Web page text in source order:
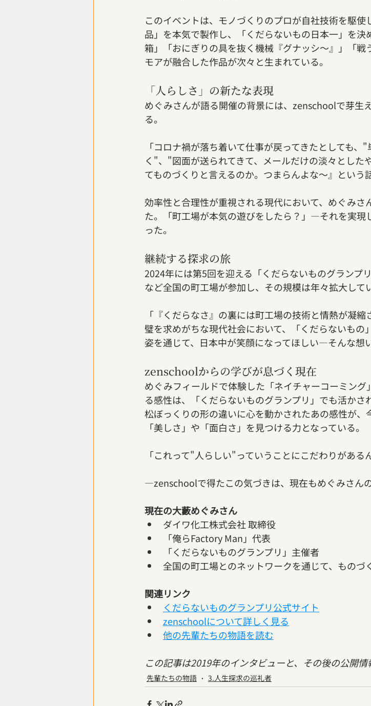
このイベントは、モノづくりのプロが自社技術を駆
品」を本気で製作し、「くだらないもの日本一」を決
箱」「おにぎりの具を抜く機械『グナッシ～』」「
モアが融合した作品が次々と生まれている。
「人らしさ」の新たな表現
めぐみさんが語る開催の背景には、zenschoolで芽生
る。
「コロナ禍が落ち着いて仕事が戻ってきたとしても
く"、"図面が送られてきて、メールだけの淡々とし
てものづくりと言えるのか。つまらんよな～』という
効率性と合理性が重視される現代において、めぐみさ
た。「町工場が本気の遊びをしたら？」—それを実現
った。
継続する探求の旅
2024年には第5回を迎える「くだらないものグランプ
など全国の町工場が参加し、その規模は年々拡大して
「『くだらなさ』の裏には町工場の技術と情熱が凝
璧を求めがちな現代社会において、「くだらないもの
姿を通じて、日本中が笑顔になってほしい—そんな想
zenschoolからの学びが息づく現在
めぐみフィールドで体験した「ネイチャーコーミン
る感性は、「くだらないものグランプリ」でも活かさ
松ぼっくりの形の違いに心を動かされたあの感性が
「美しさ」や「面白さ」を見つける力となっている。
「これって"人らしい"っていうことにこだわりがある
—zenschoolで得たこの気づきは、現在もめぐみさん
現在の大藪めぐみさん
ダイワ化工株式会社 取締役
「俺らFactory Man」代表
「くだらないものグランプリ」主催者
全国の町工場とのネットワークを通じて、ものづ
関連リンク
くだらないものグランプリ公式サイト
zenschoolについて詳しく見る
他の先輩たちの物語を読む
この記事は2019年のインタビューと、その後の公開情
先輩たちの物語 3.人生探求の巡礼者